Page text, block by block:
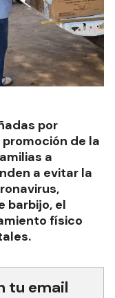
por
de la
a
a evitar la
barbijo, el
físico
tu email